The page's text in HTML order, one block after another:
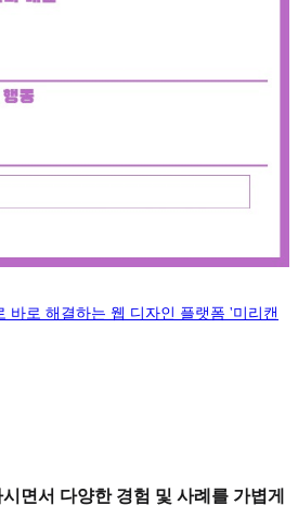
바로 해결하는 웹 디자인 플랫폼 '미리캔
면서 다양한 경험 및 사례를 가볍게